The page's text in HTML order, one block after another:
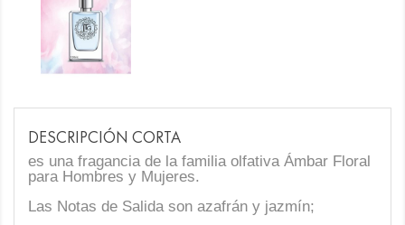
DESCRIPCIÓN CORTA
es una fragancia de la familia olfativa Ámbar Floral
para Hombres y Mujeres.
Las Notas de Salida son azafrán y jazmín;